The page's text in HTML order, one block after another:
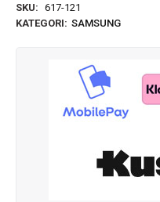
SKU: 617-121
KATEGORI: SAMSUNG